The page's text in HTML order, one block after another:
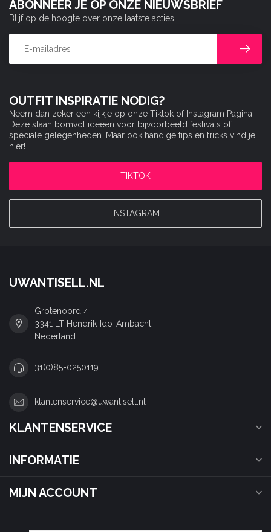
OUTFIT INSPIRATIE NODIG?
Neem dan zeker een kijkje op onze Tiktok of Instagram Pagina.
Deze staan bomvol ideeën voor bijvoorbeeld festivals of
speciale gelegenheden. Maar ook handige tips en tricks vind je
hier!
TIKTOK
INSTAGRAM
ABONNEER JE OP ONZE NIEUWSBRIEF
Blijf op de hoogte over onze laatste acties
UWANTISELL.NL
Grotenoord 4
3341 LT Hendrik-Ido-Ambacht
Nederland
31(0)85-0250119
klantenservice@uwantisell.nl
KLANTENSERVICE
INFORMATIE
MIJN ACCOUNT